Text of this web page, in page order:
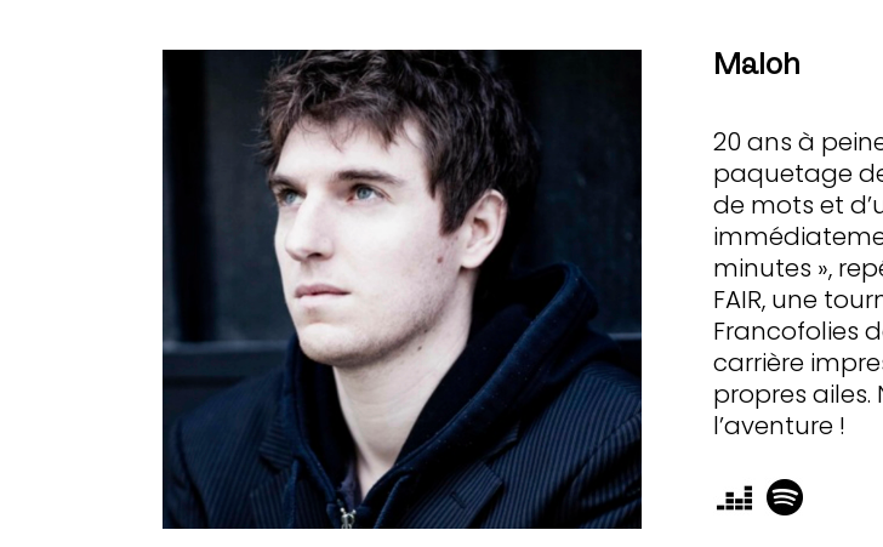
Maloh
20 ans à
paquetage
de mots et
minutes »,
FAIR, une
Francofolies
carrière
propres
l’aventure !